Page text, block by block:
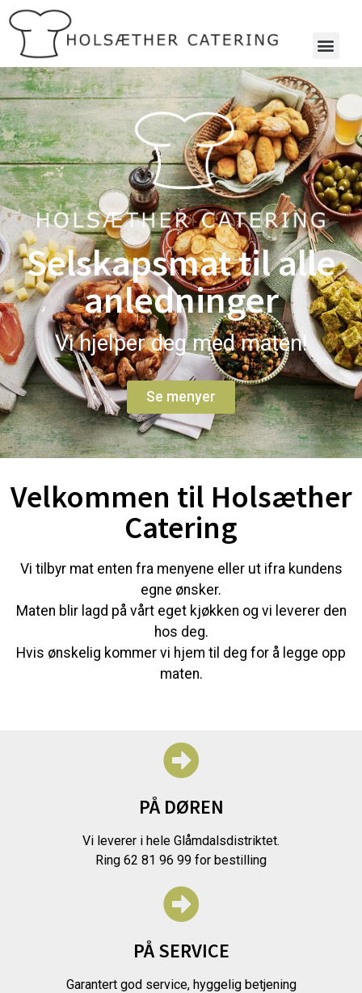
Selskapsmat til alle
anledninger
Vi hjelper deg med maten!
Se menyer
Velkommen til Holsæther
Catering
Vi tilbyr mat enten fra menyene eller ut ifra kundens
egne ønsker.
Maten blir lagd på vårt eget kjøkken og vi leverer den
hos deg.
Hvis ønskelig kommer vi hjem til deg for å legge opp
maten.
PÅ DØREN
Vi leverer i hele Glåmdalsdistriktet.
Ring 62 81 96 99 for bestilling
PÅ SERVICE
Garantert god service, hyggelig betjening